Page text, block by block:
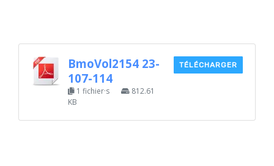
BmoVol2154 23-
107-114
1 fichier·s
812.61
KB
TÉLÉCHARGER